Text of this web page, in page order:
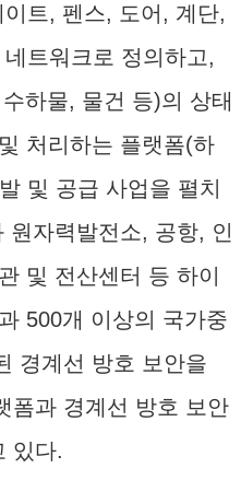
트, 펜스, 도어, 계단,
트워크로 정의하고,
하물, 물건 등)의 상태
처리하는 플랫폼(하
및 공급 사업을 펼치
원자력발전소, 공항, 인
및 전산센터 등 하이
500개 이상의 국가중
경계선 방호 보안을
폼과 경계선 방호 보안
있다.